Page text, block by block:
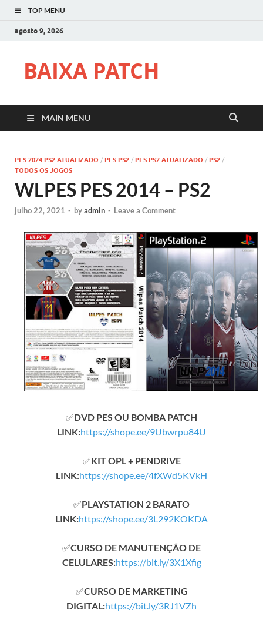
TOP MENU
agosto 9, 2026
BAIXA PATCH
MAIN MENU
PES 2024 PS2 ATUALIZADO / PES PS2 / PES PS2 ATUALIZADO / PS2 /
TODOS OS JOGOS
WLPES PES 2014 – PS2
julho 22, 2021 - byadmin - Leave a Comment
✅DVD PES OU BOMBA PATCH
LINK:https://shope.ee/9Ubwrpu84U
✅KIT OPL + PENDRIVE
LINK:https://shope.ee/4fXWd5KVkH
✅PLAYSTATION 2 BARATO
LINK:https://shope.ee/3L292KOKDA
✅CURSO DE MANUTENÇÃO DE
CELULARES:https://bit.ly/3X1Xfig
✅CURSO DE MARKETING
DIGITAL:https://bit.ly/3RJ1VZh